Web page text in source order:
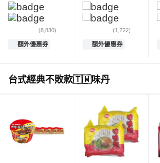
(8,830)
額外優惠券
(1,722)
額外優惠券
台式經典不敗款🇹🇼味丹